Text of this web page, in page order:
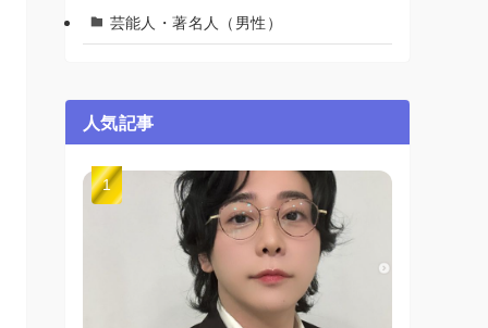
芸能人・著名人（男性）
人気記事